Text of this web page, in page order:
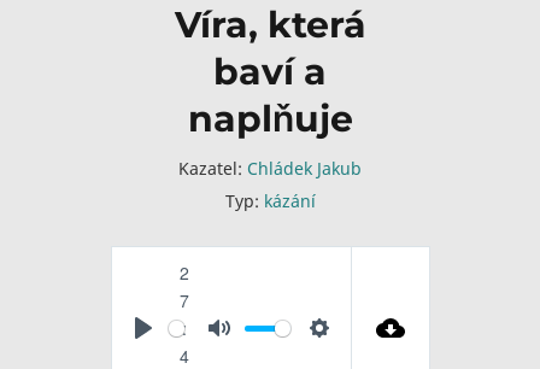
Víra, která
baví a
naplňuje
Kazatel: Chládek Jakub
Typ: kázání
P
2
7
:
4
M
S